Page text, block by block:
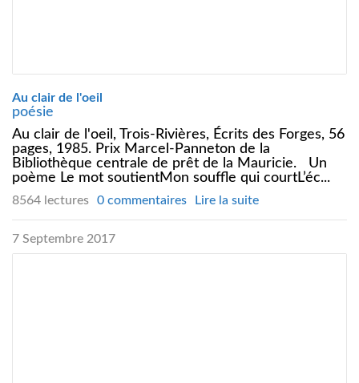
Au clair de l'oeil
poésie
Au clair de l'oeil, Trois-Rivières, Écrits des Forges, 56
pages, 1985. Prix Marcel-Panneton de la
Bibliothèque centrale de prêt de la Mauricie. Un
poème Le mot soutientMon souffle qui courtL’éc...
8564 lectures 0 commentaires Lire la suite
7 Septembre 2017